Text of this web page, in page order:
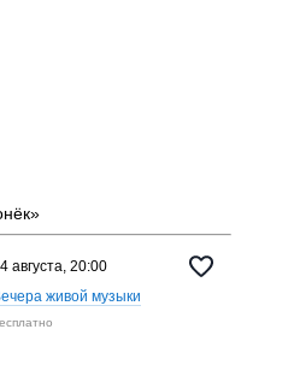
августа, 20:00
живой музыки